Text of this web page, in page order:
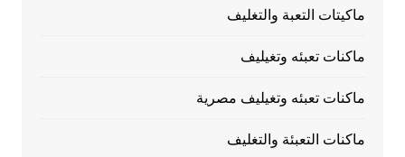
ماكيتات التعبة والتغليف
ماكنات تعبئه وتغيليف
ماكنات تعبئه وتغيليف مصرية
ماكنات التعبئة والتغليف